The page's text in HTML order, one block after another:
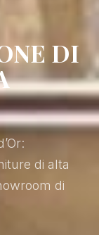
DI
di alta
di